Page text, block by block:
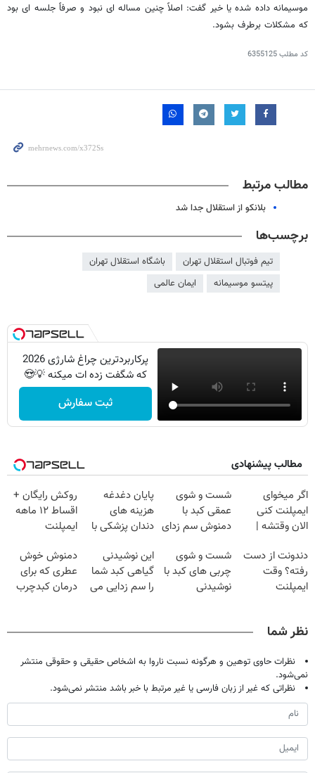
موسیمانه داده شده یا خیر گفت: اصلاً چنین مساله ای نبود و صرفاً جلسه ای بود
که مشکلات برطرف بشود.
کد مطلب6355125
مطالب مرتبط
بلانکو از استقلال جدا شد
برچسب‌ها
تیم فوتبال استقلال تهران
باشگاه استقلال تهران
پیتسو موسیمانه
ایمان عالمی
پرکاربردترین چراغ شارژی 2026
که شگفت زده ات میکنه 💡😍
ثبت سفارش
مطالب پیشنهادی
اگر میخوای
ایمپلنت کنی
الان وقتشه |
میلیون تومان!!!
شست و شوی
عمقی کبد با
دمنوش سم زدای
پایان دغدغه
هزینه های
دندان پزشکی با
خانگی
روکش رایگان +
اقساط ۱۲ ماهه
ایمپلنت
دندونت از دست
رفته؟ وقت
ایمپلنت
شست و شوی
چربی های کبد با
نوشیدنی
این نوشیدنی
گیاهی کبد شما
را سم زدایی می
دمنوش خوش
عطری که برای
درمان کبدچرب
نظر شما
نظرات حاوی توهین و هرگونه نسبت ناروا به اشخاص حقیقی و حقوقی منتشر
نمی‌شود.
نظراتی که غیر از زبان فارسی یا غیر مرتبط با خبر باشد منتشر نمی‌شود.